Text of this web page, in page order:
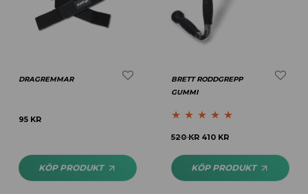
DRAGREMMAR
95 KR
KÖP PRODUKT
BRETT RODDGREPP
GUMMI
Betygsatt5.00
520KR 410 KR
KÖP PRODUKT